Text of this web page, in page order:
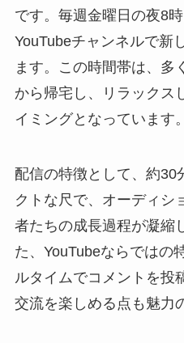
です。毎週金曜日の夜8
YouTubeチャンネルで新
ます。この時間帯は、多
から帰宅し、リラックス
イミングとなっています。
配信の特徴として、約30
クトな尺で、オーディシ
者たちの成長過程が凝縮
た、YouTubeならではの
ルタイムでコメントを投
交流を楽しめる点も魅力